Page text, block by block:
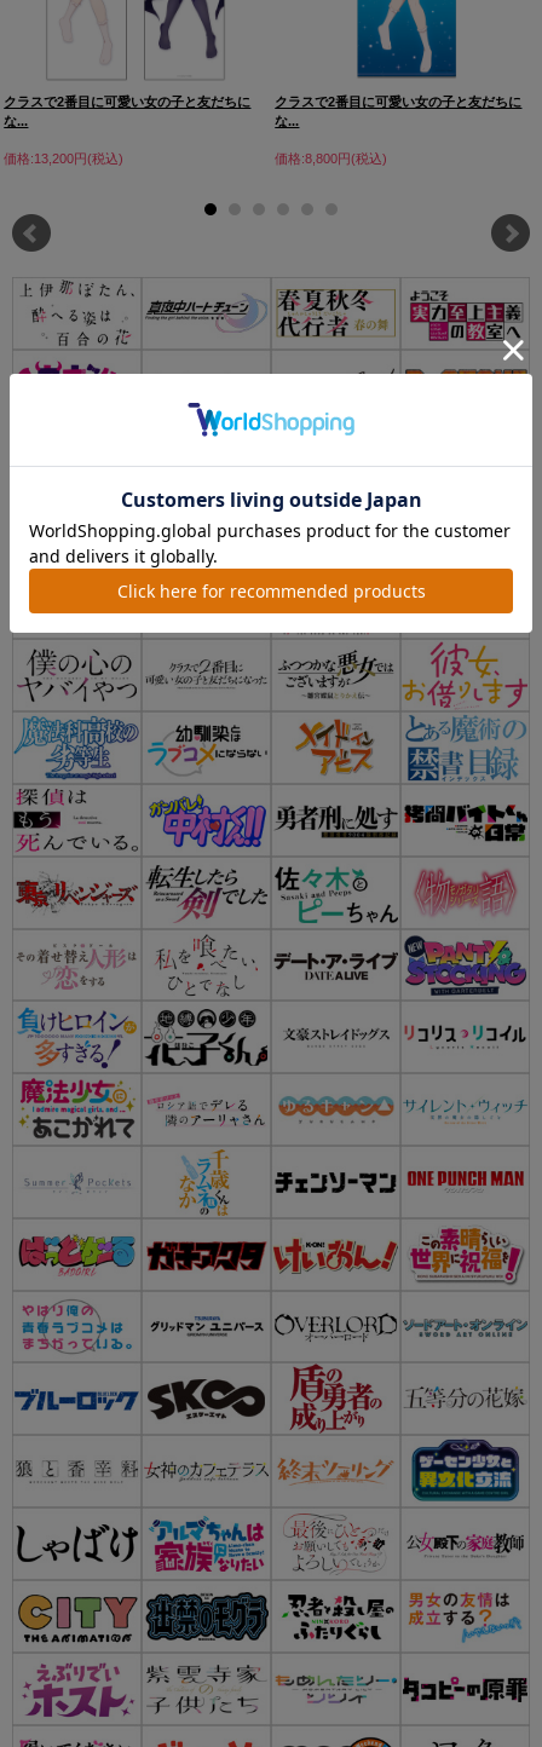
クラスで2番目に可愛い女の子と友だちに
な...
価格:13,200円(税込)
クラスで2番目に可愛い女の子と友だちに
な...
価格:8,800円(税込)